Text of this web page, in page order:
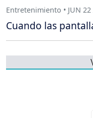
Entretenimiento • JUN
Cuando las